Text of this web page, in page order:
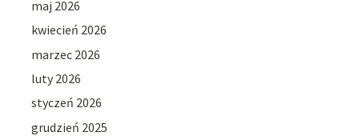
maj 2026
kwiecień 2026
marzec 2026
luty 2026
styczeń 2026
grudzień 2025